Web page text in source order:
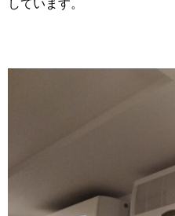
しています。